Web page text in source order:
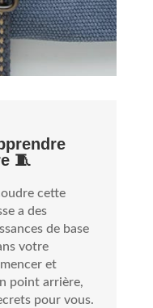
🧵
cette
a des
de base
votre
et
point arrière,
pour vous.